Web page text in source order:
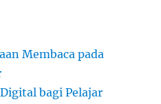
Membaca pada
bagi Pelajar